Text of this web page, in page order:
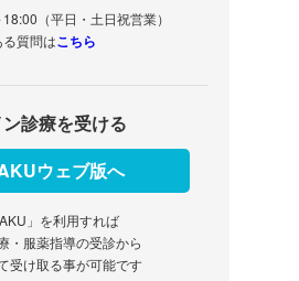
（平日・土日祝営業）
る質問はこちら
診療を受ける
ウェブ版へ
」を利用すれば
・服薬指導の受診から
受け取る事が可能です